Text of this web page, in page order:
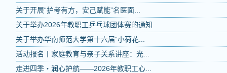
关于开展“护考有方，安己赋能”名医面...
关于举办2026年教职工乒乓球团体赛的通知
关于举办华南师范大学第十六届“小荷花...
活动报名丨家庭教育与亲子关系讲座：光...
走进四季・润心护航——2026年教职工心...